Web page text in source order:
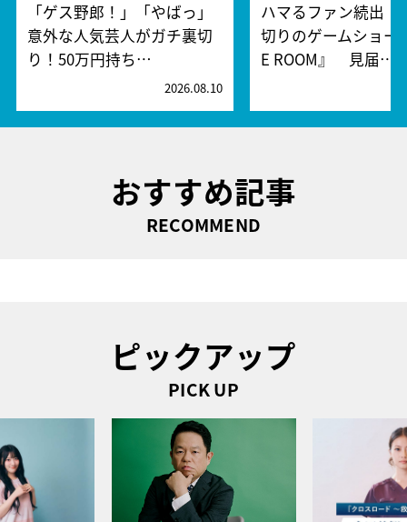
「ゲス野郎！」「やばっ」
意外な人気芸人がガチ裏切
り！50万円持ち…
2026.08.10
ハマるファン続出！
切りのゲームショー
E ROOM』 見届…
おすすめ記事
RECOMMEND
ピックアップ
PICK UP